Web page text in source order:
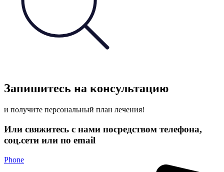
Запишитесь на консультацию
и получите персональный план лечения!
Или свяжитесь с нами посредством телефона,
соц.сети или по email
Phone